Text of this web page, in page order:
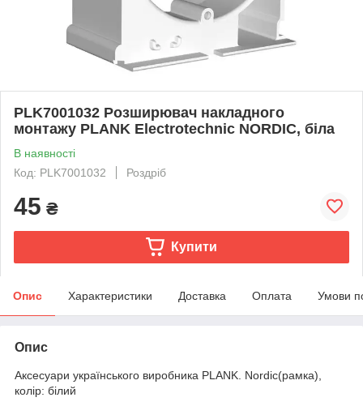
PLK7001032 Розширювач накладного
монтажу PLANK Electrotechnic NORDIC, біла
В наявності
Код: PLK7001032
Роздріб
45 ₴
Купити
Опис Характеристики Доставка Оплата Умови
Опис
Аксесуари українського виробника PLANK. Nordic(рамка),
колір: білий